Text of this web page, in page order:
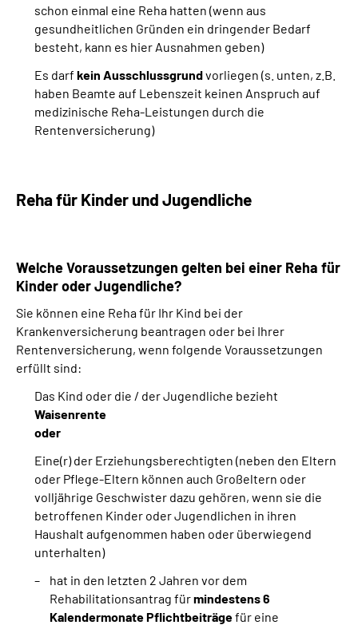
schon einmal eine Reha hatten (wenn aus
gesundheitlichen Gründen ein dringender Bedarf
besteht, kann es hier Ausnahmen geben)
Es darf kein Ausschlussgrundvorliegen (s. unten, z.B.
haben Beamte auf Lebenszeit keinen Anspruch auf
medizinische Reha-Leistungen durch die
Rentenversicherung)
Reha für Kinder und Jugendliche
Welche Voraussetzungen gelten bei einer Reha für
Kinder oder Jugendliche?
Sie können eine Reha für Ihr Kind bei der
Krankenversicherung beantragen oder bei Ihrer
Rentenversicherung, wenn folgende Voraussetzungen
erfüllt sind:
Das Kind oder die / der Jugendliche bezieht
Waisenrente
oder
Eine(r) der Erziehungsberechtigten (neben den Eltern
oder Pflege-Eltern können auch Großeltern oder
volljährige Geschwister dazu gehören, wenn sie die
betroffenen Kinder oder Jugendlichen in ihren
Haushalt aufgenommen haben oder überwiegend
unterhalten)
hat in den letzten 2 Jahren vor dem
Rehabilitationsantrag fürmindestens 6
Kalendermonate Pflichtbeiträgefür eine